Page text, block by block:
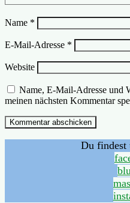
Name *
E-Mail-Adresse *
Website
Name, E-Mail-Adresse und
meinen nächsten Kommentar
Du findest